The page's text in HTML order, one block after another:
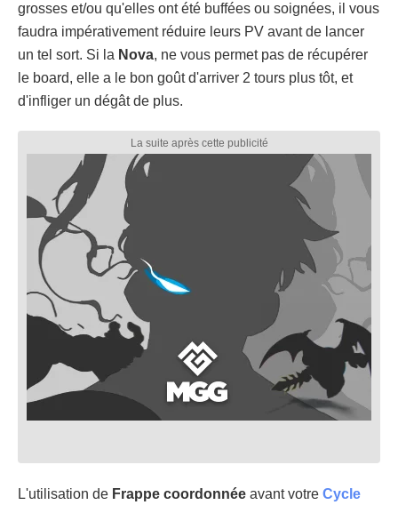
grosses et/ou qu'elles ont été buffées ou soignées, il vous
faudra impérativement réduire leurs PV avant de lancer
un tel sort. Si la Nova, ne vous permet pas de récupérer
le board, elle a le bon goût d'arriver 2 tours plus tôt, et
d'infliger un dégât de plus.
L'utilisation de Frappe coordonnée avant votre Cycle